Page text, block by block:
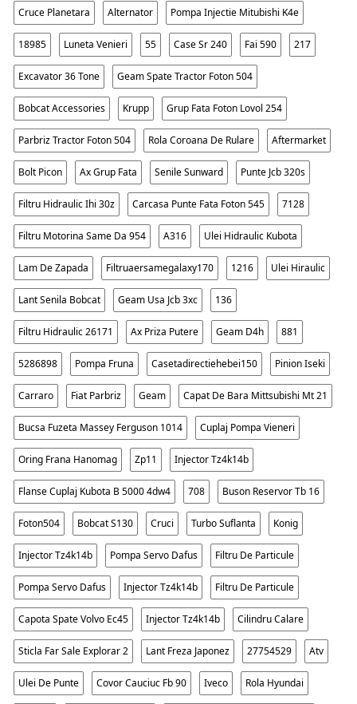
Cruce Planetara Alternator Pompa Injectie Mitubishi K4e
18985 Luneta Venieri 55 Case Sr 240 Fai 590 217
Excavator 36 Tone Geam Spate Tractor Foton 504
Bobcat Accessories Krupp Grup Fata Foton Lovol 254
Parbriz Tractor Foton 504 Rola Coroana De Rulare Aftermarket
Bolt Picon Ax Grup Fata Senile Sunward Punte Jcb 320s
Filtru Hidraulic Ihi 30z Carcasa Punte Fata Foton 545 7128
Filtru Motorina Same Da 954 A316 Ulei Hidraulic Kubota
Lam De Zapada Filtruaersamegalaxy170 1216 Ulei Hiraulic
Lant Senila Bobcat Geam Usa Jcb 3xc 136
Filtru Hidraulic 26171 Ax Priza Putere Geam D4h 881
5286898 Pompa Fruna Casetadirectiehebei150 Pinion Iseki
Carraro Fiat Parbriz Geam Capat De Bara Mittsubishi Mt 21
Bucsa Fuzeta Massey Ferguson 1014 Cuplaj Pompa Vieneri
Oring Frana Hanomag Zp11 Injector Tz4k14b
Flanse Cuplaj Kubota B 5000 4dw4 708 Buson Reservor Tb 16
Foton504 Bobcat S130 Cruci Turbo Suflanta Konig
Injector Tz4k14b Pompa Servo Dafus Filtru De Particule
Pompa Servo Dafus Injector Tz4k14b Filtru De Particule
Capota Spate Volvo Ec45 Injector Tz4k14b Cilindru Calare
Sticla Far Sale Explorar 2 Lant Freza Japonez 27754529 Atv
Ulei De Punte Covor Cauciuc Fb 90 Iveco Rola Hyundai